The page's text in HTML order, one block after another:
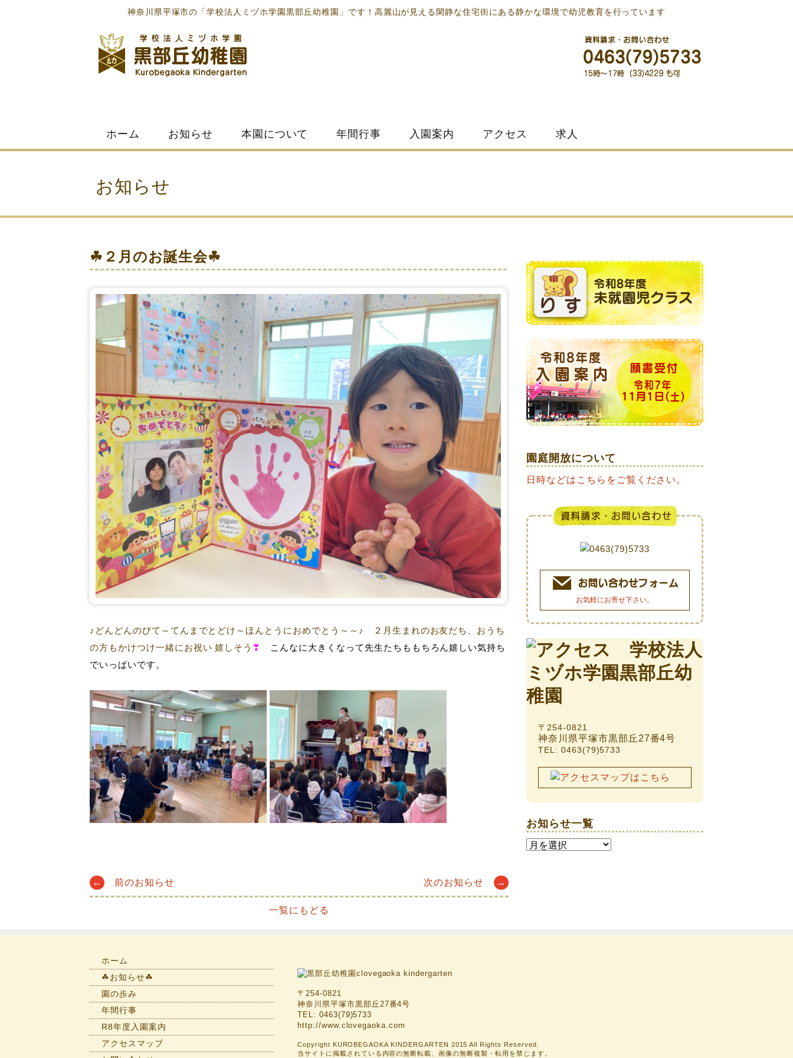
神奈川県平塚市の「学校法人ミヅホ学園黒部丘幼稚園」です！高麗山が見える閑静な住宅街にある静かな環境で幼児教育を行っています
content
ホーム お知らせ 本園について 年間行事 入園案内 アクセス 求人
お知らせ
☘２月のお誕生会☘
♪どんどんのびて～てんまでとどけ～ほんとうにおめでとう～～♪ ２月生まれのお友だち、おうち
の方もかけつけ一緒にお祝い 嬉しそう ❣
こんなに大きくなって先生たちももちろん嬉しい気持ち
でいっぱいです。
navigation
← 前のお知らせ 次のお知らせ →
一覧にもどる
園庭開放について
日時などはこちらをご覧ください。
お気軽にお寄せ下さい。
〒254-0821
神奈川県平塚市黒部丘27番4号
TEL: 0463(79)5733
お知らせ一覧
お
ホーム
☘お知らせ☘
園の歩み
年間行事
R8年度入園案内
アクセスマップ
〒254-0821
神奈川県平塚市黒部丘27番4号
TEL: 0463(79)5733
http://www.clovegaoka.com
Copyright KUROBEGAOKA KINDERGARTEN 2015 All Rights Reserved.
当サイトに掲載されている内容の無断転載、画像の無断複製・転用を禁じます。